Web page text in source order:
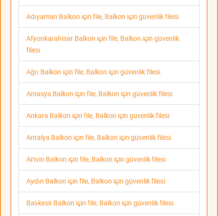
Adıyaman Balkon için file, Balkon için güvenlik filesi
Afyonkarahisar Balkon için file, Balkon için güvenlik
filesi
Ağrı Balkon için file, Balkon için güvenlik filesi
Amasya Balkon için file, Balkon için güvenlik filesi
Ankara Balkon için file, Balkon için güvenlik filesi
Antalya Balkon için file, Balkon için güvenlik filesi
Artvin Balkon için file, Balkon için güvenlik filesi
Aydın Balkon için file, Balkon için güvenlik filesi
Balıkesir Balkon için file, Balkon için güvenlik filesi